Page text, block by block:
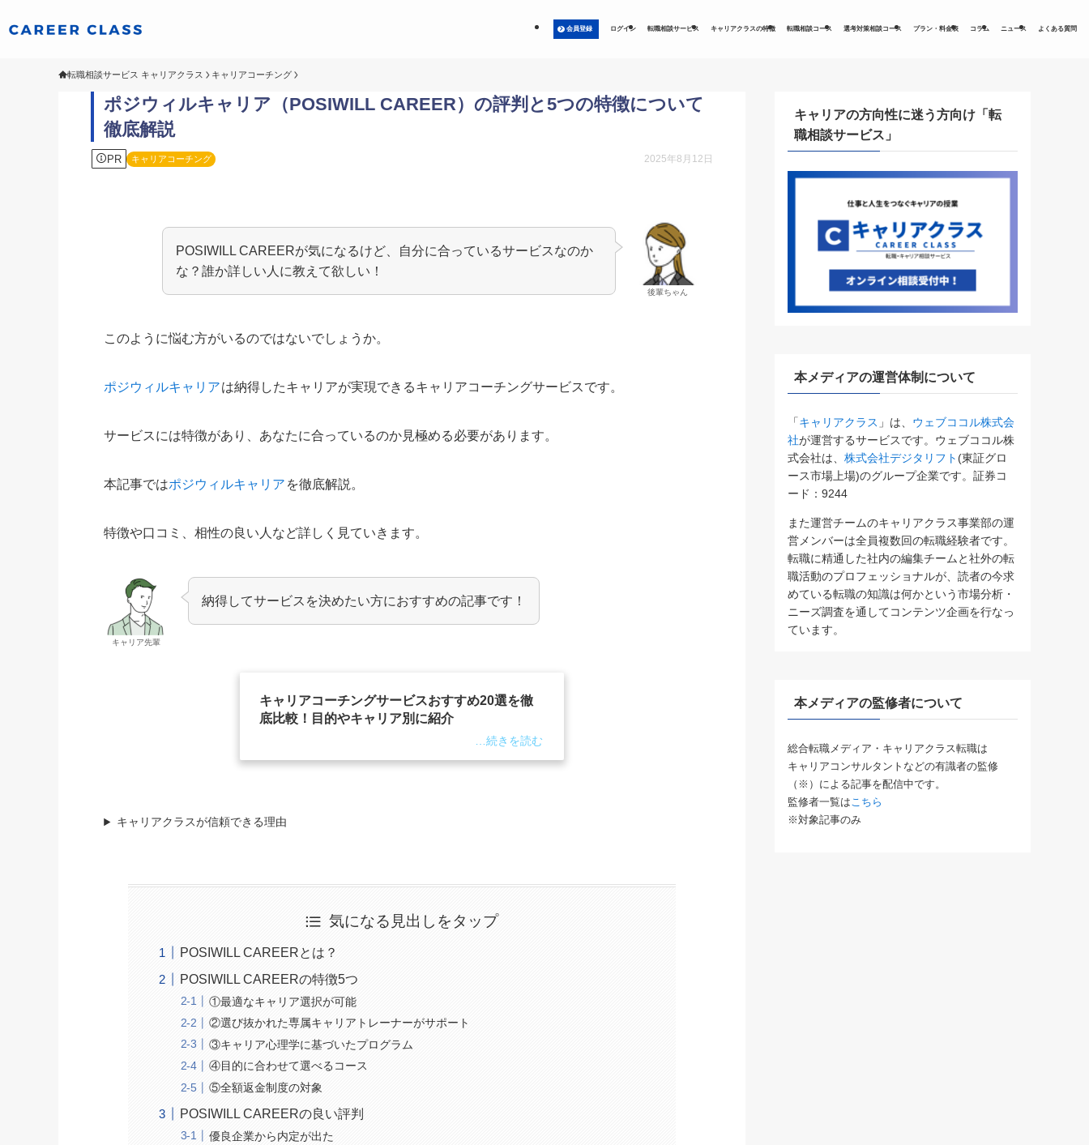
会員登録 ログイン 転職相談サービス キャリアクラスの特徴 転職相談コース 選考対策相談コース プラン・料金表 コラム ニュース よくある質問
転職相談サービス キャリアクラス キャリアコーチング
ポジウィルキャリア（POSIWILL CAREER）の評判と5つの特徴について
徹底解説
PR キャリアコーチング 2025年8月12日
後輩ちゃん
POSIWILL CAREERが気になるけど、自分に合っているサービスなのか
な？誰か詳しい人に教えて欲しい！
このように悩む方がいるのではないでしょうか。
ポジウィルキャリアは納得したキャリアが実現できるキャリアコーチングサービスです。
サービスには特徴があり、あなたに合っているのか見極める必要があります。
本記事ではポジウィルキャリア を徹底解説 。
特徴や口コミ、相性の良い人など詳しく見ていきます。
キャリア先輩
納得してサービスを決めたい方におすすめの記事です！
キャリアコーチングサービスおすすめ20選を徹
底比較！目的やキャリア別に紹介
キャリアクラスが信頼できる理由
気になる見出しをタップ
POSIWILL CAREERとは？
POSIWILL CAREERの特徴5つ
①最適なキャリア選択が可能
②選び抜かれた専属キャリアトレーナーがサポート
③キャリア心理学に基づいたプログラム
④目的に合わせて選べるコース
⑤全額返金制度の対象
POSIWILL CAREERの良い評判
優良企業から内定が出た
キャリアの方向性に迷う方向け「転
職相談サービス」
本メディアの運営体制について
「キャリアクラス 」は、 ウェブココル株式会
社が運営するサービスです。ウェブココル株
式会社は、 株式会社デジタリフト (東証グロ
ース市場上場)のグループ企業です。証券コ
ード：9244
また運営チームのキャリアクラス事業部の運
営メンバーは全員複数回の転職経験者です。
転職に精通した社内の編集チームと社外の転
職活動のプロフェッショナルが、読者の今求
めている転職の知識は何かという市場分析・
ニーズ調査を通してコンテンツ企画を行なっ
ています。
本メディアの監修者について
総合転職メディア・キャリアクラス転職は
キャリアコンサルタントなどの有識者の監修
（※）による記事を配信中です。
監修者一覧はこちら
※対象記事のみ